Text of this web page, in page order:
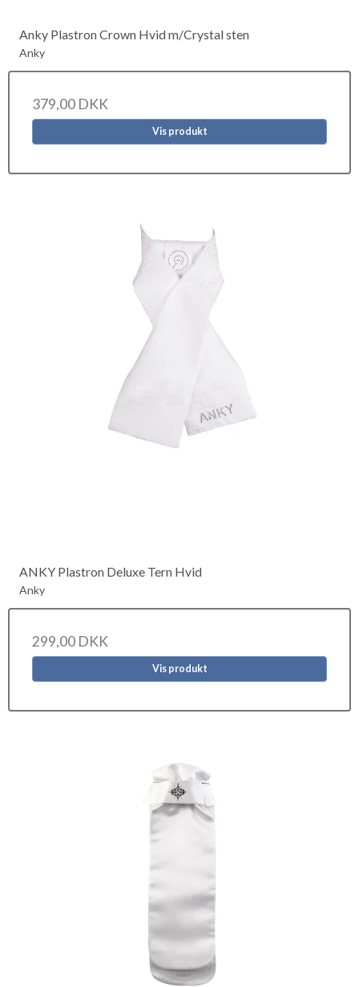
Anky Plastron Crown Hvid m/Crystal sten
Anky
379,00 DKK
Vis produkt
ANKY Plastron Deluxe Tern Hvid
Anky
299,00 DKK
Vis produkt